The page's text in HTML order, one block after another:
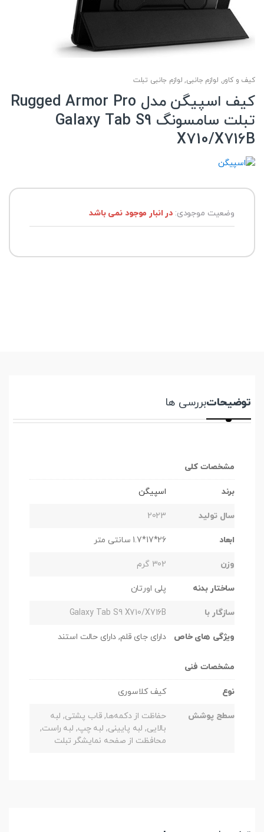
کیف و کاور, لوازم جانبی, لوازم جانبی تبلت
کیف اسپیگن مدل Rugged Armor Pro
تبلت سامسونگ Galaxy Tab S9
X710/X716B
وضعیت موجودی:در انبار موجود نمی باشد
توضیحاتبررسی ها
مشخصات کلی
برند اسپیگن
سال تولید 2023
ابعاد 26*17*1.7 سانتی متر
وزن 302 گرم
ساختار بدنه پلی اورتان
سازگار با Galaxy Tab S9 X710/X716B
ویژگی های خاص دارای جای قلم, دارای حالت استند
مشخصات فنی
نوع کیف کلاسوری
سطح پوشش
حفاظت از دکمه‌ها, قاب پشتی, لبه
بالایی, لبه پایینی, لبه چپ, لبه راست,
محافظت از صفحه نمایشگر تبلت